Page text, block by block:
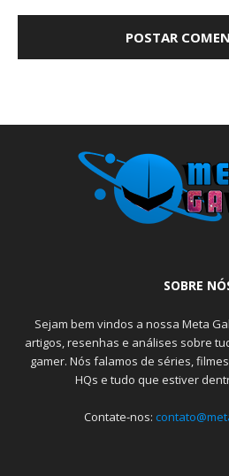
SOBRE
Sejam bem vindos a nossa Meta
artigos, resenhas e análises sobre
gamer. Nós falamos de séries,
HQs e tudo que estiver
Contate-nos: